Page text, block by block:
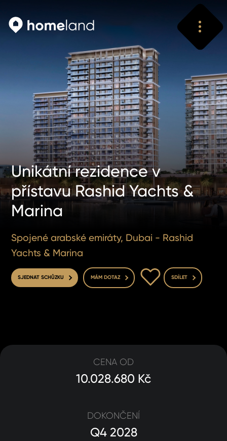
Unikátní rezidence v
přístavu Rashid Yachts &
Marina
Spojené arabské emiráty, Dubai - Rashid
Yachts & Marina
SJEDNAT SCHŮZKU MÁM DOTAZ
DO OBLÍBENÝCH
SDÍLET
DOKONČENÍ
Q4 2028
CENA OD
10.028.680 Kč
Vyhledat